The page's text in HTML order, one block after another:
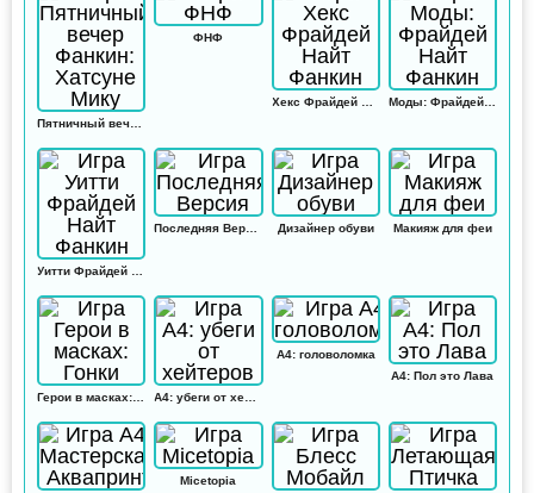
ФНФ
Моды: Фрайдей Найт Фанкин
Дизайнер обуви Макияж для феи
А4: головоломка
А4: Пол это Лава
Micetopia